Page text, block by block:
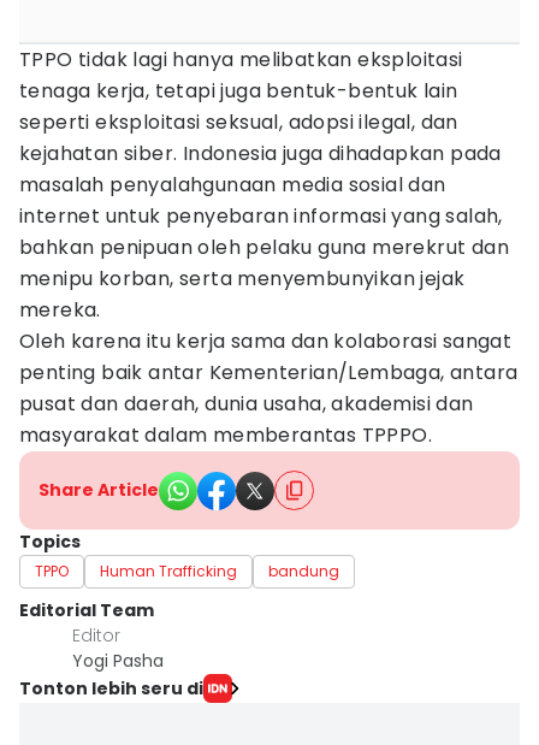
TPPO tidak lagi hanya melibatkan eksploitasi
tenaga kerja, tetapi juga bentuk-bentuk lain
seperti eksploitasi seksual, adopsi ilegal, dan
kejahatan siber. Indonesia juga dihadapkan pada
masalah penyalahgunaan media sosial dan
internet untuk penyebaran informasi yang salah,
bahkan penipuan oleh pelaku guna merekrut dan
menipu korban, serta menyembunyikan jejak
mereka.
Oleh karena itu kerja sama dan kolaborasi sangat
penting baik antar Kementerian/Lembaga, antara
pusat dan daerah, dunia usaha, akademisi dan
masyarakat dalam memberantas TPPPO.
Share Article
Topics
TPPO Human Trafficking bandung
Editorial Team
Editor
Yogi Pasha
Tonton lebih seru di